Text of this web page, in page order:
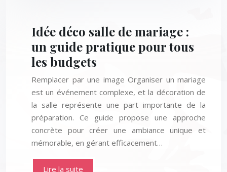
Idée déco salle de mariage :
un guide pratique pour tous
les budgets
Remplacer par une image Organiser un mariage
est un événement complexe, et la décoration de
la salle représente une part importante de la
préparation. Ce guide propose une approche
concrète pour créer une ambiance unique et
mémorable, en gérant efficacement…
Lire la suite